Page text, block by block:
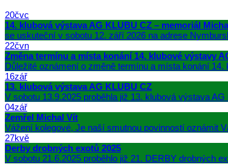
20čvc
14. klubová výstava AG KLUBU CZ – memoriál
se uskuteční v sobotu 12. září 2026 na adrese
22čvn
Změna termínu a místa konání 14. klubové výstavy
Důležité oznámení o změně termínu a místa konání
16zář
13. klubová výstava AG KLUBU CZ
V sobotu 13.9.2025 proběhla již 13. klubová výstava
04zář
Zemřel Michal Vít
Vážení kolegové, Je naší smutnou povinností oznámit
27kvě
Derby drobných exotů 2025
V sobotu 21.6.2025 proběhlo již 21. DERBY drobných